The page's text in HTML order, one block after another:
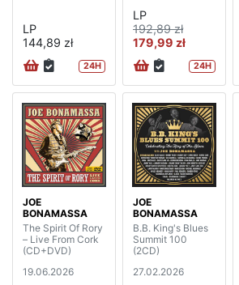
LP
144,89 zł
24H
LP
192,89 zł
179,99 zł
24H
JOE
BONAMASSA
The Spirit Of Rory
– Live From Cork
(CD+DVD)
19.06.2026
JOE
BONAMASSA
B.B. King's Blues
Summit 100
(2CD)
27.02.2026